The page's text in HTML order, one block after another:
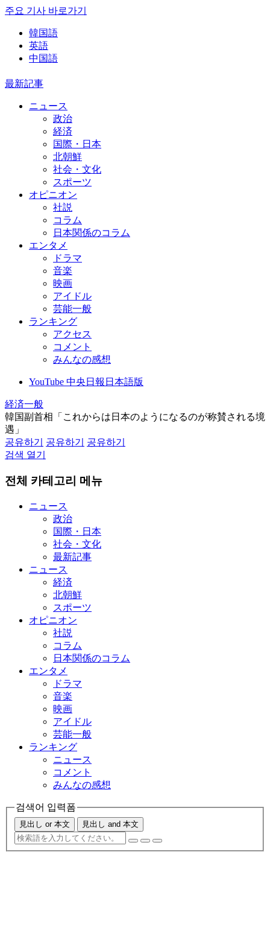
주요 기사 바로가기
韓国語
英語
中国語
最新記事
ニュース
政治
経済
国際・日本
北朝鮮
社会・文化
スポーツ
オピニオン
社説
コラム
日本関係のコラム
エンタメ
ドラマ
音楽
映画
アイドル
芸能一般
ランキング
アクセス
コメント
みんなの感想
YouTube 中央日報日本語版
経済一般
韓国副首相「これからは日本のようになるのが称賛される境
遇」
공유하기
공유하기
공유하기
검색 열기
전체 카테고리 메뉴
ニュース
政治
国際・日本
社会・文化
最新記事
ニュース
経済
北朝鮮
スポーツ
オピニオン
社説
コラム
日本関係のコラム
エンタメ
ドラマ
音楽
映画
アイドル
芸能一般
ランキング
ニュース
コメント
みんなの感想
검색어 입력폼
見出し or 本文 見出し and 本文